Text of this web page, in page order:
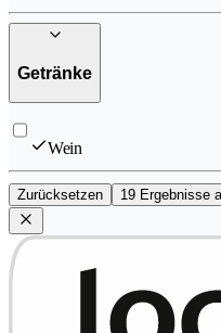
Getränke
Wein
Zurücksetzen 19 Ergebnisse